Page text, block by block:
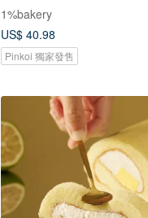
1%bakery
US$ 40.98
Pinkoi 獨家發售